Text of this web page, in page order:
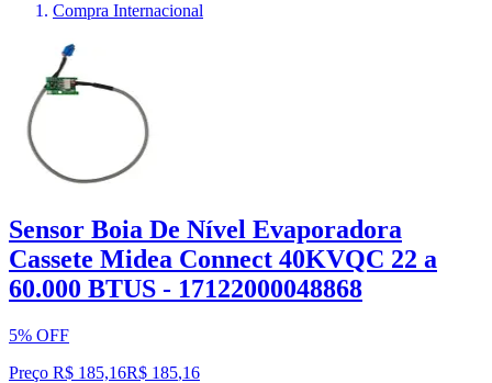
Compra Internacional
Sensor Boia De Nível Evaporadora
Cassete Midea Connect 40KVQC 22 a
60.000 BTUS - 17122000048868
5% OFF
Preço R$ 185,16R$ 185,16